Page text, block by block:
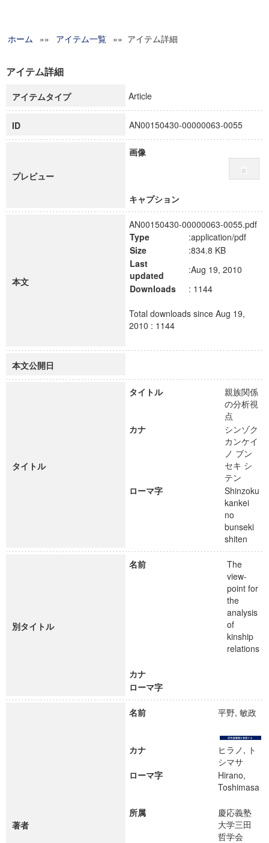
グローバルリサーチインスティテュート
科学研究費補助金研究成果報告書
慶應義塾大学グローバルCOEプログラム市民社会ガバナンス
慶應義塾大学グローバルCOEプログラム論理と感性の先端的
博士課程教育リーディングプログラム「超成熟社会発展のサ
学術雑誌掲載論文等(8)
ホーム »» アイテム一覧 »» アイテム詳細
アイテム詳細
アイテムタイプ Article
ID AN00150430-00000063-0055
プレビュー
画像
キャプション
本文
AN00150430-00000063-0055.pdf
Type
:application/pdf
Size
:834.8 KB
Last
updated
:Aug 19, 2010
Downloads
: 1144
Total downloads since Aug 19,
2010 : 1144
本文公開日
タイトル
タイトル
親族関係
の分析視
点
カナ
シンゾク
カンケイ
ノ ブン
セキ シ
テン
ローマ字
Shinzoku
kankei
no
bunseki
shiten
別タイトル
名前
The
view-
point for
the
analysis
of
kinship
relations
カナ
ローマ字
著者
名前 平野, 敏政
カナ
ヒラノ, ト
シマサ
ローマ字
Hirano,
Toshimasa
所属
慶応義塾
大学三田
哲学会